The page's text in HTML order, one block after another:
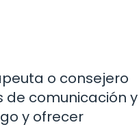
o consejero
comunicación y
y ofrecer